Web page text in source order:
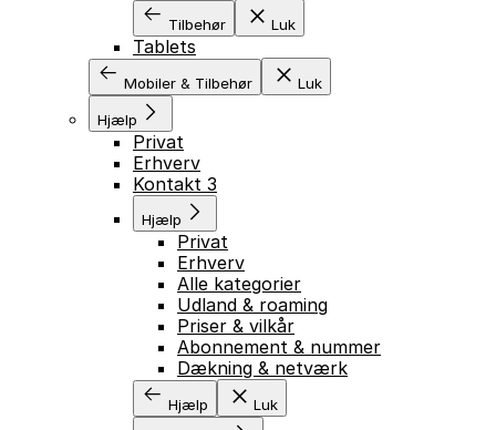
Tilbehør Luk
Tablets
Mobiler & Tilbehør Luk
Hjælp
Privat
Erhverv
Kontakt 3
Hjælp
Privat
Erhverv
Alle kategorier
Udland & roaming
Priser & vilkår
Abonnement & nummer
Dækning & netværk
Hjælp Luk